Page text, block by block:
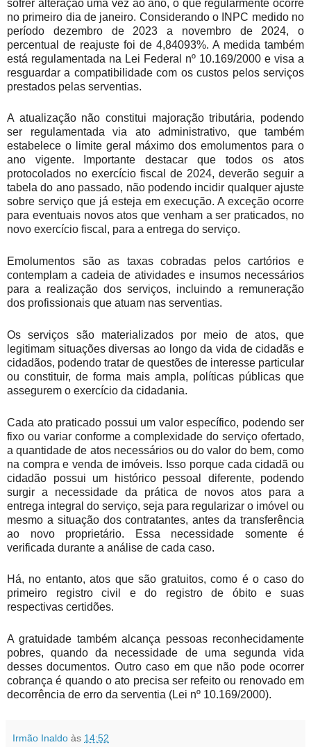
sofrer alteração uma vez ao ano, o que regularmente ocorre
no primeiro dia de janeiro. Considerando o INPC medido no
período dezembro de 2023 a novembro de 2024, o
percentual de reajuste foi de 4,84093%. A medida também
está regulamentada na Lei Federal nº 10.169/2000 e visa a
resguardar a compatibilidade com os custos pelos serviços
prestados pelas serventias.
A atualização não constitui majoração tributária, podendo
ser regulamentada via ato administrativo, que também
estabelece o limite geral máximo dos emolumentos para o
ano vigente. Importante destacar que todos os atos
protocolados no exercício fiscal de 2024, deverão seguir a
tabela do ano passado, não podendo incidir qualquer ajuste
sobre serviço que já esteja em execução. A exceção ocorre
para eventuais novos atos que venham a ser praticados, no
novo exercício fiscal, para a entrega do serviço.
Emolumentos são as taxas cobradas pelos cartórios e
contemplam a cadeia de atividades e insumos necessários
para a realização dos serviços, incluindo a remuneração
dos profissionais que atuam nas serventias.
Os serviços são materializados por meio de atos, que
legitimam situações diversas ao longo da vida de cidadãs e
cidadãos, podendo tratar de questões de interesse particular
ou constituir, de forma mais ampla, políticas públicas que
assegurem o exercício da cidadania.
Cada ato praticado possui um valor específico, podendo ser
fixo ou variar conforme a complexidade do serviço ofertado,
a quantidade de atos necessários ou do valor do bem, como
na compra e venda de imóveis. Isso porque cada cidadã ou
cidadão possui um histórico pessoal diferente, podendo
surgir a necessidade da prática de novos atos para a
entrega integral do serviço, seja para regularizar o imóvel ou
mesmo a situação dos contratantes, antes da transferência
ao novo proprietário. Essa necessidade somente é
verificada durante a análise de cada caso.
Há, no entanto, atos que são gratuitos, como é o caso do
primeiro registro civil e do registro de óbito e suas
respectivas certidões.
A gratuidade também alcança pessoas reconhecidamente
pobres, quando da necessidade de uma segunda vida
desses documentos. Outro caso em que não pode ocorrer
cobrança é quando o ato precisa ser refeito ou renovado em
decorrência de erro da serventia (Lei nº 10.169/2000).
Irmão Inaldo às 14:52